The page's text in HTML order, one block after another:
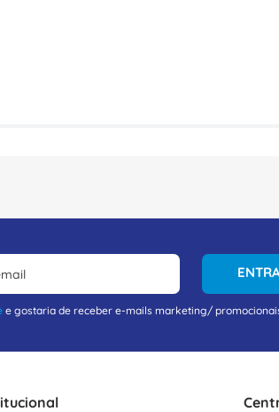
e gostaria de receber e-mails marketing/